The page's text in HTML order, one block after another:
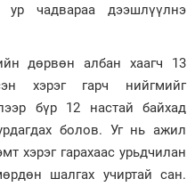
ур чадвараа дээшлүүлнэ
дөрвөн албан хаагч 13
хэрэг гарч нийгмийг
бүр 12 настай байхад
болов. Уг нь ажил
хэрэг гарахаас урьдчилан
шалгах учиртай сан.